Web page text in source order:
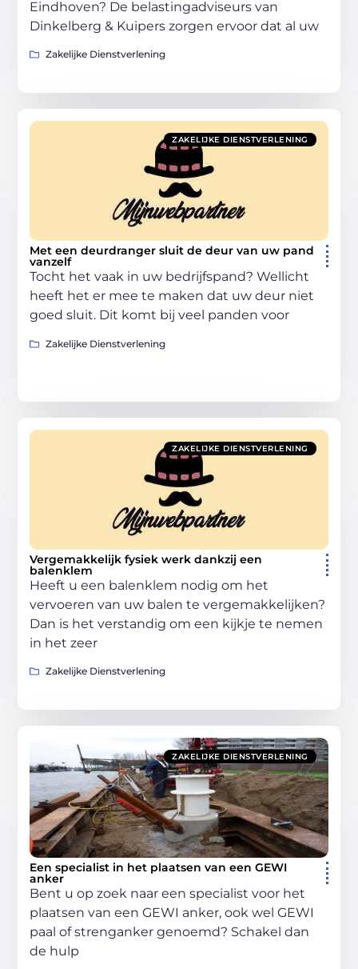
Eindhoven? De belastingadviseurs van
Dinkelberg & Kuipers zorgen ervoor dat al uw
Zakelijke Dienstverlening
ZAKELIJKE DIENSTVERLENING
Met een deurdranger sluit de deur van uw pand
vanzelf
Tocht het vaak in uw bedrijfspand? Wellicht
heeft het er mee te maken dat uw deur niet
goed sluit. Dit komt bij veel panden voor
Zakelijke Dienstverlening
ZAKELIJKE DIENSTVERLENING
Vergemakkelijk fysiek werk dankzij een
balenklem
Heeft u een balenklem nodig om het
vervoeren van uw balen te vergemakkelijken?
Dan is het verstandig om een kijkje te nemen
in het zeer
Zakelijke Dienstverlening
ZAKELIJKE DIENSTVERLENING
Een specialist in het plaatsen van een GEWI
anker
Bent u op zoek naar een specialist voor het
plaatsen van een GEWI anker, ook wel GEWI
paal of strenganker genoemd? Schakel dan
de hulp